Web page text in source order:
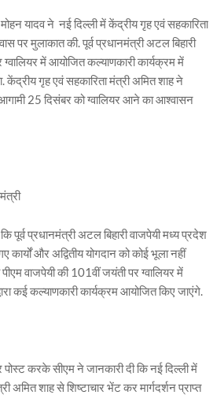
यादव ने नई दिल्ली में केंद्रीय गृह एवं सहकारिता
पर मुलाकात की. पूर्व प्रधानमंत्री अटल बिहारी
में आयोजित कल्याणकारी कार्यक्रम में
केंद्रीय गृह एवं सहकारिता मंत्री अमित शाह ने
25 दिसंबर को ग्वालियर आने का आश्वासन
पूर्व प्रधानमंत्री अटल बिहारी वाजपेयी मध्य प्रदेश
कार्यों और अद्वितीय योगदान को कोई भूला नहीं
वाजपेयी की 101वीं जयंती पर ग्वालियर में
कई कल्याणकारी कार्यक्रम आयोजित किए जाएंगे.
करके सीएम ने जानकारी दी कि नई दिल्ली में
अमित शाह से शिष्टाचार भेंट कर मार्गदर्शन प्राप्त